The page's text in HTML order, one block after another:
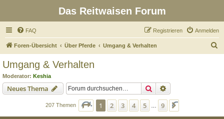
Das Reitwaisen Forum
FAQ Anmelden
Registrieren
Foren-Übersicht Über Pferde Umgang & Verhalten
Umgang & Verhalten
Moderator: Keshia
Neues Thema Suche
207 Themen Seite 1von
1 2 3 4 5 9